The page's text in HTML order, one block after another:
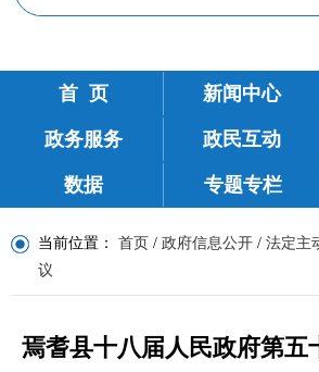
首 页 新闻中心
政务服务 政民互动
数据 专题专栏
当前位置： 首页 / 政府信息公开 / 法定主
议
焉耆县十八届人民政府第五